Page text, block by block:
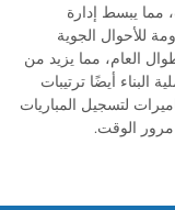
مما يبسط إدارة
للأحوال الجوية
العام، مما يزيد من
أيضًا ترتيبات
لتسجيل المباريات
مرور الوقت.